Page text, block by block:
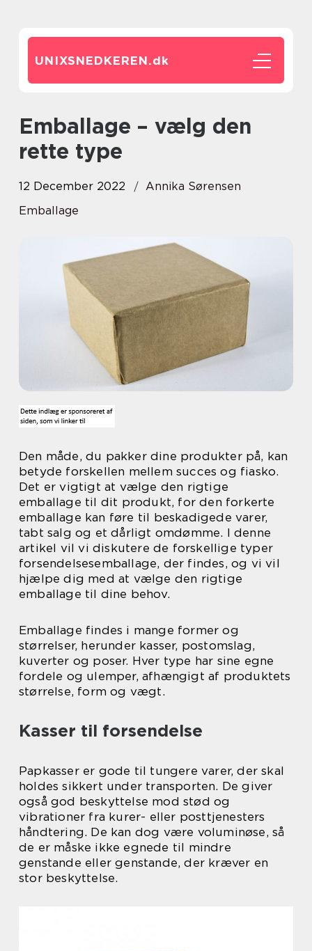
UNIXSNEDKEREN.dk
Emballage – vælg den
rette type
12 December 2022
Annika Sørensen
Emballage
Den måde, du pakker dine produkter på, kan
betyde forskellen mellem succes og fiasko.
Det er vigtigt at vælge den rigtige
emballage til dit produkt, for den forkerte
emballage kan føre til beskadigede varer,
tabt salg og et dårligt omdømme. I denne
artikel vil vi diskutere de forskellige typer
forsendelsesemballage, der findes, og vi vil
hjælpe dig med at vælge den rigtige
emballage til dine behov.
Emballage findes i mange former og
størrelser, herunder kasser, postomslag,
kuverter og poser. Hver type har sine egne
fordele og ulemper, afhængigt af produktets
størrelse, form og vægt.
Kasser til forsendelse
Papkasser er gode til tungere varer, der skal
holdes sikkert under transporten. De giver
også god beskyttelse mod stød og
vibrationer fra kurer- eller posttjenesters
håndtering. De kan dog være voluminøse, så
de er måske ikke egnede til mindre
genstande eller genstande, der kræver en
stor beskyttelse.